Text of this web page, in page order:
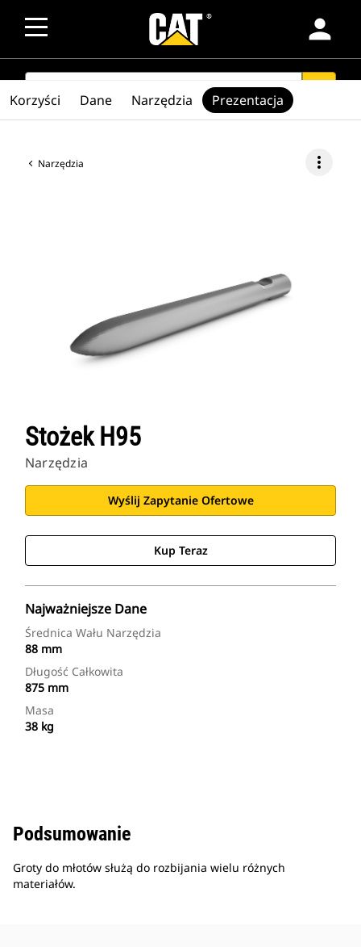
person
SEARCH
Narzędzia more_vert
Stożek H95
Narzędzia
Wyślij Zapytanie Ofertowe
Kup Teraz
Najważniejsze Dane
Średnica Wału Narzędzia
88 mm
Długość Całkowita
875 mm
Masa
38 kg
Korzyści Dane Narzędzia Prezentacja
Podsumowanie
Groty do młotów służą do rozbijania wielu różnych
materiałów.